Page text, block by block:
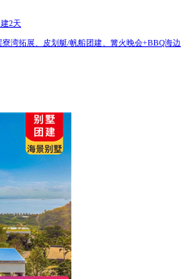
2天
湾拓展、皮划艇/帆船团建、篝火晚会+BBQ海边